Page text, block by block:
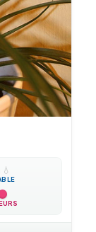
💧